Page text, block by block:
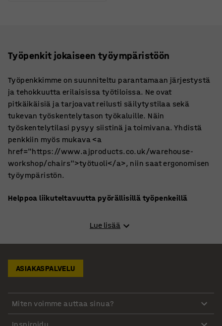
Työpenkit jokaiseen työympäristöön
Työpenkkimme on suunniteltu parantamaan järjestystä
ja tehokkuutta erilaisissa työtiloissa. Ne ovat
pitkäikäisiä ja tarjoavat reilusti säilytystilaa sekä
tukevan työskentelytason työkaluille. Näin
työskentelytilasi pysyy siistinä ja toimivana. Yhdistä
penkkiin myös mukava <a
href="https://www.ajproducts.co.uk/warehouse-
workshop/chairs">työtuoli</a>, niin saat ergonomisen
työympäristön.
Helppoa liikuteltavuutta pyörällisillä työpenkeillä
Valitse tarpeisiisi sopiva vaihtoehto laajasta
valikoimastamme – olipa kyseessä kiinteä malli tai
helposti liikuteltava työpenkki. Mobiilit ja säädettävät
Tarvitsetko enemmän siirrettävää säilytystilaa? Tutustu
myösvaunuihin ja pyöriin
ja materiaalien siirtämistä.
Työpenkit säilytyksellä parempaan järjestykseen
Lue lisää
ASIAKASPALVELU
Miten voimme auttaa sinua?
Inspiroidu